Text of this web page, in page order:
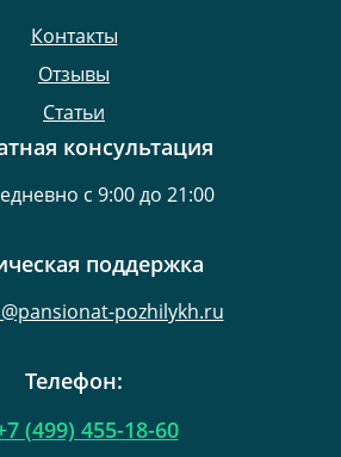
Контакты
Отзывы
Статьи
консультация
с 9:00 до 21:00
поддержка
pozhilykh.ru
Телефон:
(499) 455-18-60